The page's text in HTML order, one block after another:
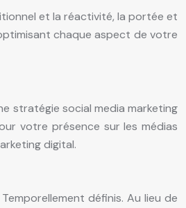
et la réactivité, la portée et
chaque aspect de votre
stratégie social media marketing
votre présence sur les médias
digital.
définis. Au lieu de